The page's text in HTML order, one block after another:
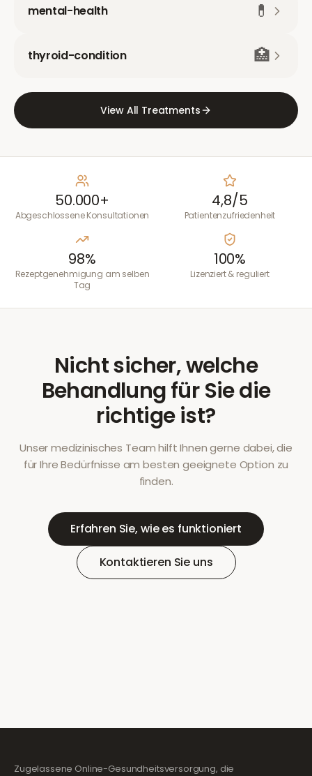
mental-health 💊
thyroid-condition 🏥
View All Treatments
50.000+
Abgeschlossene Konsultationen
4,8/5
Patientenzufriedenheit
98%
Rezeptgenehmigung am selben
Tag
100%
Lizenziert & reguliert
Nicht sicher, welche
Behandlung für Sie die
richtige ist?
Unser medizinisches Team hilft Ihnen gerne dabei, die
für Ihre Bedürfnisse am besten geeignete Option zu
finden.
Erfahren Sie, wie es funktioniert
Kontaktieren Sie uns
Zugelassene Online-Gesundheitsversorgung, die